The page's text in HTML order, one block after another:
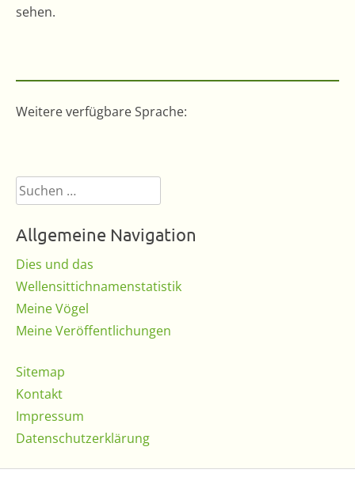
sehen.
Weitere verfügbare Sprache:
Suchen
nach:
Allgemeine Navigation
Dies und das
Wellensittichnamenstatistik
Meine Vögel
Meine Veröffentlichungen
Sitemap
Kontakt
Impressum
Datenschutzerklärung